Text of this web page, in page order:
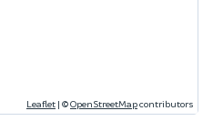
Leaflet | ©OpenStreetMapcontributors